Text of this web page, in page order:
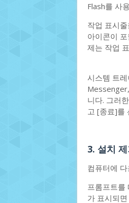
Flash를 사
작업 표시
아이콘이
제는 작업
시스템 트
니다. 그러
고 [종료]를
3. 설치
컴퓨터에
프롬프트를
가 표시되